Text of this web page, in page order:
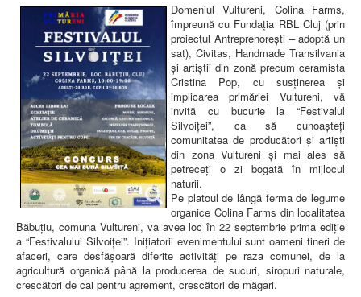
Domeniul Vultureni, Colina Farms,
împreună cu Fundația RBL Cluj (prin
proiectul Antreprenorești – adoptă un
sat), Civitas, Handmade Transilvania
și artiștii din zonă precum ceramista
Cristina Pop, cu susținerea și
implicarea primăriei Vultureni, vă
invită cu bucurie la “Festivalul
Silvoiței”, ca să cunoașteți
comunitatea de producători și artiști
din zona Vultureni și mai ales să
petreceți o zi bogată în mijlocul
naturii.
Pe platoul de lângă ferma de legume
organice Colina Farms din localitatea
Băbuțiu, comuna Vultureni, va avea loc în 22 septembrie prima ediție
a “Festivalului Silvoiței”. Inițiatorii evenimentului sunt oameni tineri de
afaceri, care desfășoară diferite activități pe raza comunei, de la
agricultură organică până la producerea de sucuri, siropuri naturale,
crescători de cai pentru agrement, crescători de măgari.